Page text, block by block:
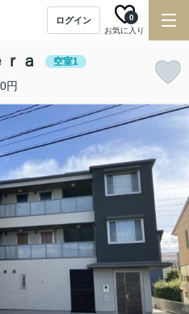
ログイン
お気に入り
0
ａ 空室1
円